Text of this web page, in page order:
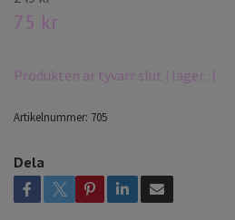
75 kr
Produkten är tyvärr slut i lager. :(
Artikelnummer: 705
Dela